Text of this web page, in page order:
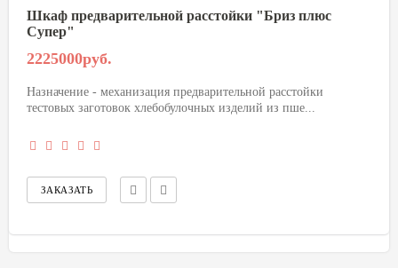
Шкаф предварительной расстойки "Бриз плюс
Супер"
2225000руб.
Назначение - механизация предварительной расстойки
тестовых заготовок хлебобулочных изделий из пше...